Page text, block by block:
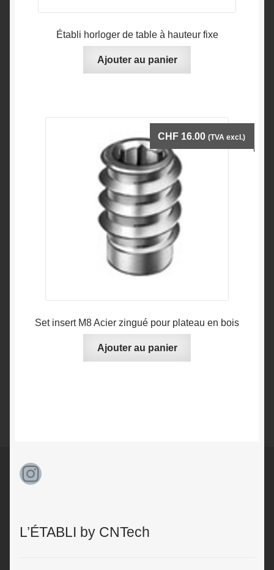
Établi horloger de table à hauteur fixe
Ajouter au panier
Set insert M8 Acier zingué pour plateau en bois
CHF 16.00 (TVA excl.)
Ajouter au panier
Instagram
L’ÉTABLI by CNTech